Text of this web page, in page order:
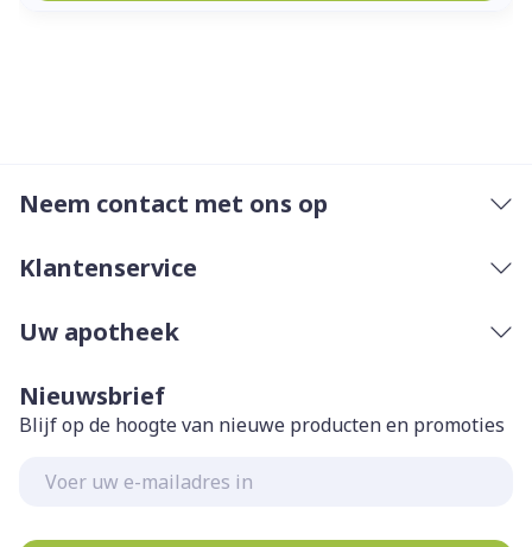
Neem contact met ons op
Klantenservice
Uw apotheek
Nieuwsbrief
Blijf op de hoogte van nieuwe producten en promoties